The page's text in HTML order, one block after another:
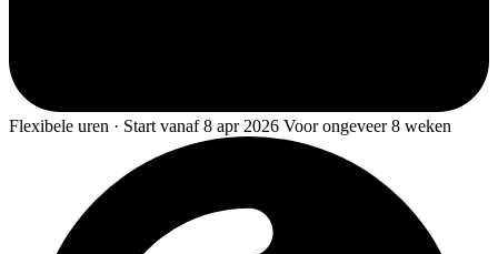
Flexibele uren · Start vanaf 8 apr 2026 Voor ongeveer 8 weken